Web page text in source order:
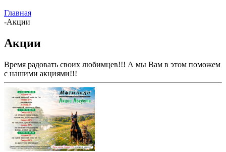
Главная
-Акции
Акции
Время радовать своих любимцев!!! А мы Вам в этом поможем
с нашими акциями!!!